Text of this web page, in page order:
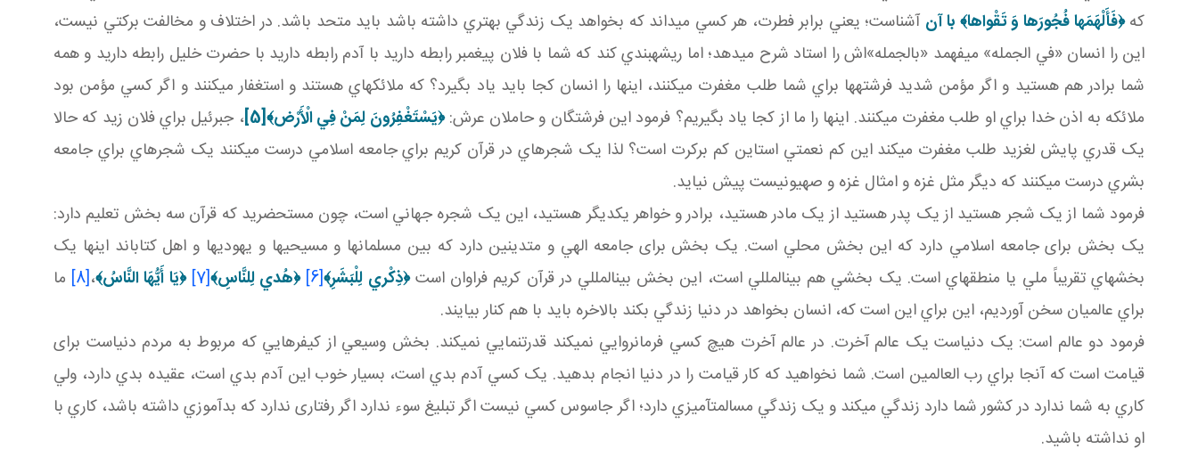
که﴿فَأَلْهَمَها فُجُورَها وَ تَقْواها﴾ با آن آشناست؛ يعني برابر فطرت، هر کسي مي داند که بخواهد يک زندگي بهتري داشته باشد بايد متحد باشد. در اختلاف و مخالفت برکتي نيست،
اين را انسان «في الجمله» مي فهمد «بالجمله»اش را استاد شرح مي دهد؛ اما ريشه بندي کند که شما با فلان پيغمبر رابطه داريد با آدم رابطه داريد با حضرت خليل رابطه داريد و همه
شما برادر هم هستيد و اگر مؤمن شديد فرشته ها براي شما طلب مغفرت مي کنند، اينها را انسان کجا بايد ياد بگيرد؟ که ملائکه اي هستند و استغفار مي کنند و اگر کسي مؤمن بود
ملائکه به اذن خدا براي او طلب مغفرت مي کنند. اينها را ما از کجا ياد بگيريم؟ فرمود اين فرشتگان و حاملان عرش:﴿يَسْتَغْفِرُونَ لِمَنْ فِي الْأَرْض‏﴾[5]
، جبرئيل براي فلان زيد که حالا
يک قدري پايش لغزيد طلب مغفرت مي کند اين کم نعمتي استاين کم برکرت است؟ لذا يک شجره اي در قرآن کريم براي جامعه اسلامي درست مي کنند يک شجره اي براي جامعه
بشري درست مي کنند که ديگر مثل غزه و امثال غزه و صهيونيست پيش نيايد.
فرمود شما از يک شجر هستيد از يک پدر هستيد از يک مادر هستيد، برادر و خواهر يکديگر هستيد، اين يک شجره جهاني است، چون مستحضريد که قرآن سه بخش تعليم دارد:
يک بخش برای جامعه اسلامي دارد که اين بخش محلي است. يک بخش برای جامعه الهي و متدينين دارد که بين مسلمان ها و مسيحي ها و يهودي ها و اهل کتاب اند اينها يک
بخش هاي تقريباً ملي يا منطقه اي است. يک بخشي هم بين المللي است، اين بخش بين المللي در قرآن کريم فراوان است﴿ذِكْري‏ لِلْبَشَرِ﴾[6] ﴿هُدي لِلنَّاسِ﴾[7] ﴿يَا أَيُّهَا النَّاسُ﴾،[8]
ما
براي عالميان سخن آورديم، اين براي اين است که، انسان بخواهد در دنيا زندگي بکند بالاخره بايد با هم کنار بيايند.
فرمود دو عالم است: يک دنياست يک عالم آخرت. در عالم آخرت هيچ کسي فرمانروايي نمي کند قدرت نمايي نمي کند. بخش وسيعي از کيفرهايي که مربوط به مردم دنياست برای
قيامت است که آنجا براي رب العالمين است. شما نخواهيد که کار قيامت را در دنيا انجام بدهيد. يک کسي آدم بدي است، بسيار خوب اين آدم بدي است، عقيده بدي دارد، ولي
کاري به شما ندارد در کشور شما دارد زندگي مي کند و يک زندگي مسالمت آميزي دارد؛ اگر جاسوس کسي نيست اگر تبليغ سوء ندارد اگر رفتاری ندارد که بدآموزي داشته باشد، کاري با
او نداشته باشيد.